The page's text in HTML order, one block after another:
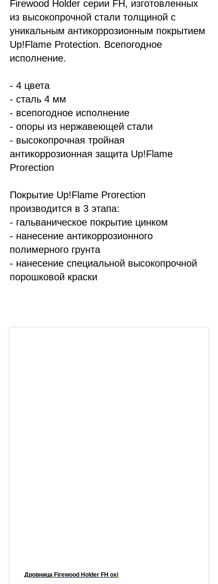
Firewood Holder серии FH, изготовленных
из высокопрочной стали толщиной с
уникальным антикоррозионным покрытием
Up!Flame Protection. Всепогодное
исполнение.
- 4 цвета
- сталь 4 мм
- всепогодное исполнение
- опоры из нержавеющей стали
- высокопрочная тройная
антикоррозионная защита Up!Flame
Prorection
Покрытие Up!Flame Prorection
производится в 3 этапа:
- гальваническое покрытие цинком
- нанесение антикоррозионного
полимерного грунта
- нанесение специальной высокопрочной
порошковой краски
Дровница Firewood Holder FH oxi